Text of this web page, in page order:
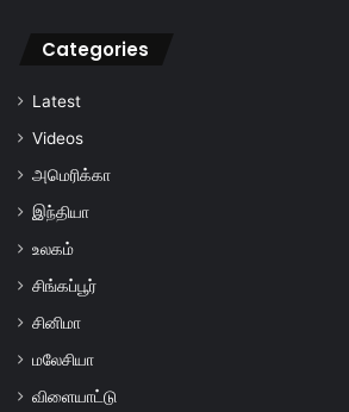
Categories
Latest
Videos
அமெரிக்கா
இந்தியா
உலகம்
சிங்கப்பூர்
சினிமா
மலேசியா
விளையாட்டு